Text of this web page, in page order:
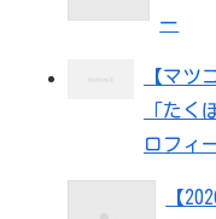
ー
【マツ
「たく
ロフィ
【